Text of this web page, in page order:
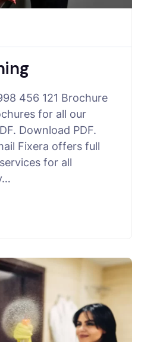
456 121 Brochure
for all our
Download PDF.
Fixera offers full
for all